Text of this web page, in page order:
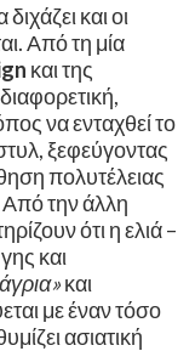
και οι
​Από τη μία
και της
να ενταχθεί το
ξεφεύγοντας
πολυτέλειας
​Από την άλλη
ότι η ελιά –
και
και
με έναν τόσο
ασιατική